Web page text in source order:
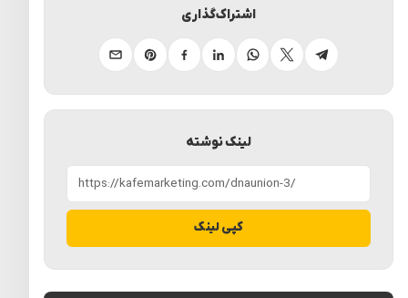
لینک نوشته
کپی لینک
اشتراک‌گذاری
تلگرام ایکسواتساپلینکدینفیسبوکپینترستایمیل